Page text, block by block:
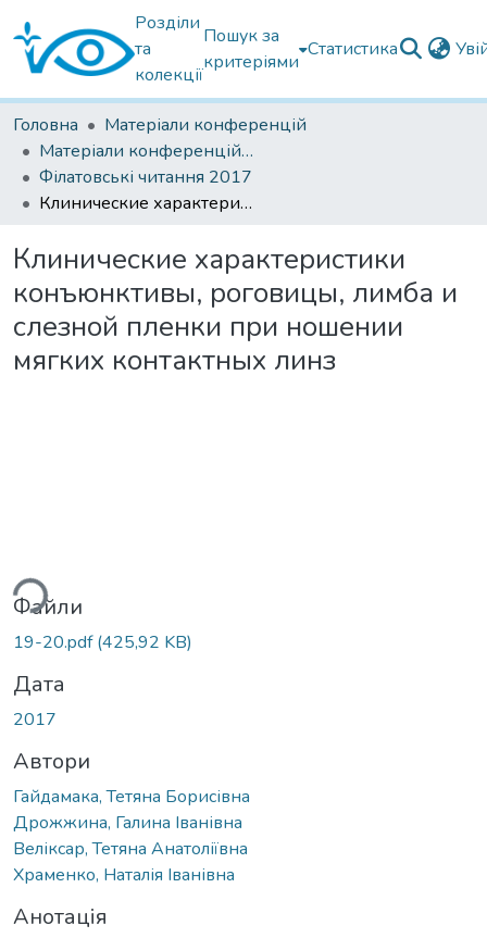
Розділи
та
колекції
Пошук за
критеріями
Статистика
Головна
Матеріали конференцій
Матеріали конференцій Інституту Філатова
Філатовські читання 2017
Клинические характеристики конъюнктивы, роговицы, лимба и слезной пленки при ношении мягких контактных линз
Клинические характеристики
конъюнктивы, роговицы, лимба и
слезной пленки при ношении
мягких контактных линз
Файли
19-20.pdf(425,92 KB)
Дата
2017
Автори
Гайдамака, Тетяна Борисівна
Дрожжина, Галина Іванівна
Веліксар, Тетяна Анатоліївна
Храменко, Наталія Іванівна
Анотація